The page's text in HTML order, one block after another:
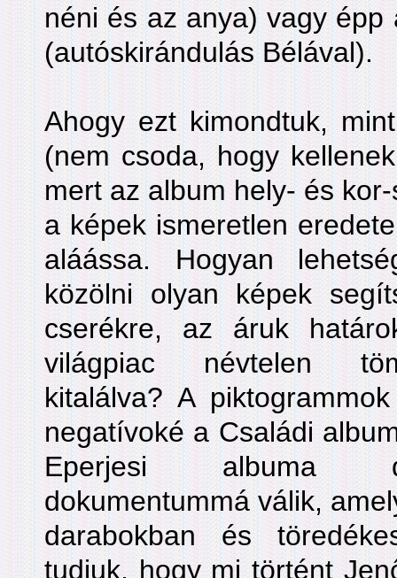
néni és az anya) vagy épp
(autóskirándulás Bélával).
Ahogy ezt kimondtuk,
(nem csoda, hogy
mert az album hely- és
a képek ismeretlen
aláássa. Hogyan
közölni olyan képek
cserékre, az áruk
világpiac névtelen
kitalálva? A
negatívoké a Családi
Eperjesi albuma
dokumentummá válik,
darabokban és
tudjuk, hogy mi történt